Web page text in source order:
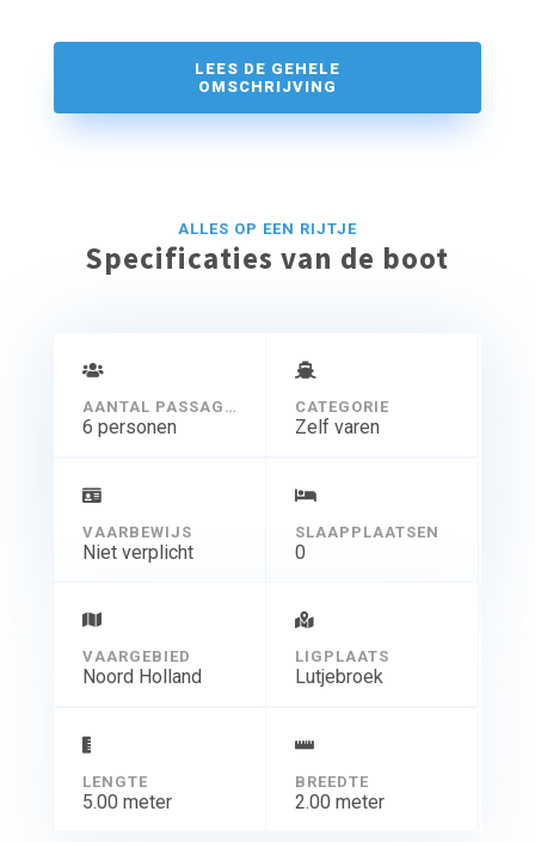
LEES DE GEHELE
OMSCHRIJVING
ALLES OP EEN RIJTJE
Specificaties van de boot
AANTAL PASSAGIERS
6 personen
CATEGORIE
Zelf varen
VAARBEWIJS
Niet verplicht
SLAAPPLAATSEN
0
VAARGEBIED
Noord Holland
LIGPLAATS
Lutjebroek
LENGTE
5.00 meter
BREEDTE
2.00 meter